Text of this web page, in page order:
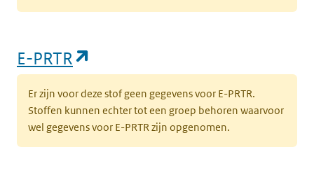
E-PRTR
Er zijn voor deze stof geen gegevens voor E-PRTR.
Stoffen kunnen echter tot een groep behoren waarvoor
wel gegevens voor E-PRTR zijn opgenomen.